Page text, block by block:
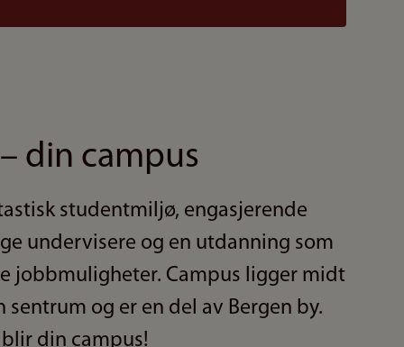
din campus
studentmiljø, engasjerende
undervisere og en utdanning som
jobbmuligheter. Campus ligger midt
sentrum og er en del av Bergen by.
blir din campus!